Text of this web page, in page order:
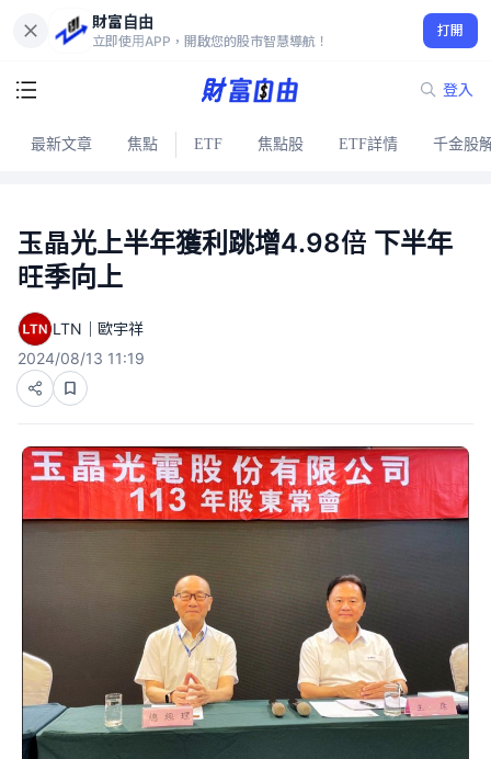
財富自由
立即使用APP，開啟您的股市智慧導航！
打開
登入
最新文章 焦點 ETF 焦點股 ETF詳情 千金股
玉晶光上半年獲利跳增4.98倍 下半年
旺季向上
LTN｜歐宇祥
2024/08/13 11:19